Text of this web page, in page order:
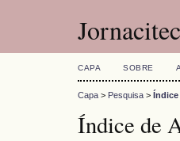
CAPA SOBRE
Capa > Pesquisa >
Índice de